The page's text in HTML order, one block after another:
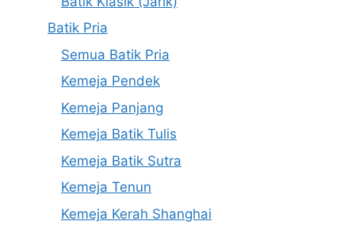
Batik Pria
Semua Batik Pria
Kemeja Pendek
Kemeja Panjang
Kemeja Batik Tulis
Kemeja Batik Sutra
Kemeja Tenun
Kemeja Kerah Shanghai